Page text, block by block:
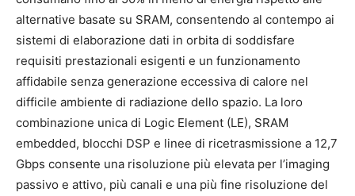
alternative basate su SRAM, consentendo al contempo ai
sistemi di elaborazione dati in orbita di soddisfare
requisiti prestazionali esigenti e un funzionamento
affidabile senza generazione eccessiva di calore nel
difficile ambiente di radiazione dello spazio. La loro
combinazione unica di Logic Element (LE), SRAM
embedded, blocchi DSP e linee di ricetrasmissione a 12,7
Gbps consente una risoluzione più elevata per l’imaging
passivo e attivo, più canali e una più fine risoluzione del